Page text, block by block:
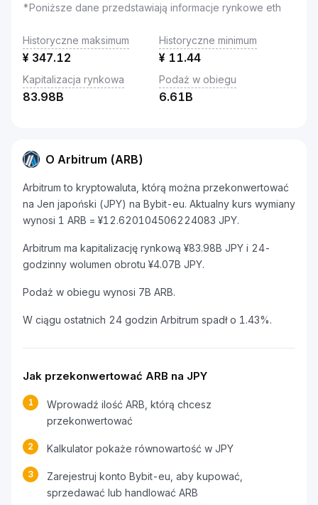
*Poniższe dane przedstawiają informacje rynkowe eth
Historyczne maksimum
¥ 347.12
Historyczne minimum
¥ 11.44
Kapitalizacja rynkowa
83.98B
Podaż w obiegu
6.61B
O Arbitrum (ARB)
Arbitrum to kryptowaluta, którą można przekonwertować
na Jen japoński (JPY) na Bybit-eu. Aktualny kurs wymiany
wynosi 1 ARB = ¥12.620104506224083 JPY.
Arbitrum ma kapitalizację rynkową ¥83.98B JPY i 24-
godzinny wolumen obrotu ¥4.07B JPY.
Podaż w obiegu wynosi 7B ARB.
W ciągu ostatnich 24 godzin Arbitrum spadł o 1.43%.
Jak przekonwertować ARB na JPY
1
Wprowadź ilość ARB, którą chcesz
przekonwertować
2 Kalkulator pokaże równowartość w JPY
3
Zarejestruj konto Bybit-eu, aby kupować,
sprzedawać lub handlować ARB